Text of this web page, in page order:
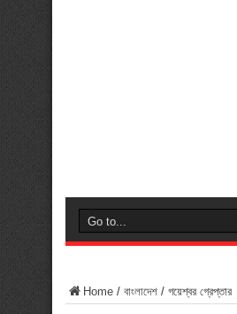
Home / বাংলাদেশ / গয়েশ্বর গ্রেপ্তার